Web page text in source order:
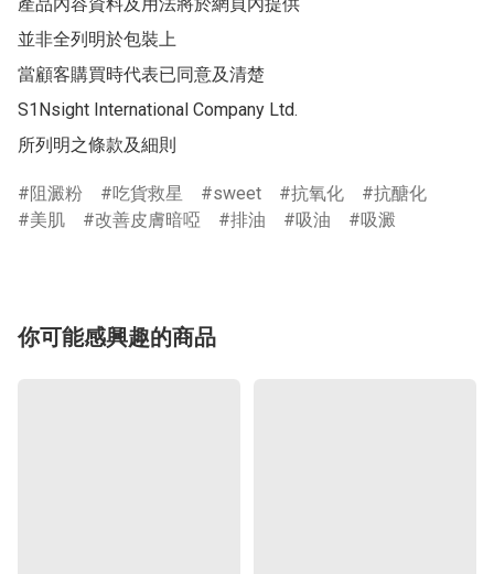
並非全列明於包裝上
當顧客購買時代表已同意及清楚
S1Nsight International Company Ltd.
所列明之條款及細則
阻澱粉 吃貨救星 sweet 抗氧化
抗醣化
美肌
改善皮膚暗啞 排油 吸油 吸澱
你可能感興趣的商品